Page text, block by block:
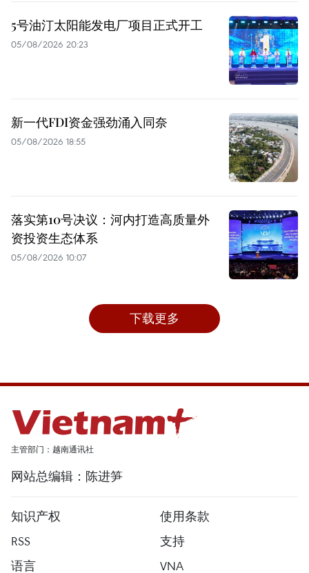
5号油汀太阳能发电厂项目正式开工
05/08/2026 20:23
新一代FDI资金强劲涌入同奈
05/08/2026 18:55
落实第10号决议：河内打造高质量外
资投资生态体系
05/08/2026 10:07
下载更多
主管部门：越南通讯社
网站总编辑：陈进笋
知识产权
使用条款
RSS
支持
语言
VNA